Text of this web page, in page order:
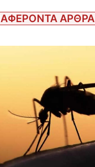
ΑΡΘΡΑ